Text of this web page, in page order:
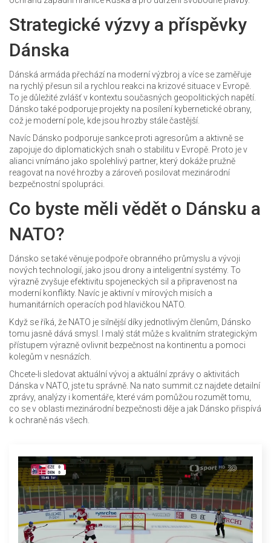
Strategické výzvy a příspěvky
Dánska
Dánská armáda přechází na moderní výzbroj a více se zaměřuje
na rychlý přesun sil a rychlou reakci na krizové situace v Evropě.
To je důležité zvlášť v kontextu současných geopolitických napětí.
Dánsko také podporuje projekty na posílení kybernetické obrany,
což je moderní pole, kde jsou hrozby stále častější.
Navíc Dánsko podporuje sankce proti agresorům a aktivně se
zapojuje do diplomatických snah o stabilitu v Evropě. Proto je v
alianci vnímáno jako spolehlivý partner, který dokáže pružně
reagovat na nové hrozby a zároveň posilovat mezinárodní
bezpečnostní spolupráci.
Co byste měli vědět o Dánsku a
NATO?
Dánsko se také věnuje podpoře obranného průmyslu a vývoji
nových technologií, jako jsou drony a inteligentní systémy. To
výrazně zvyšuje efektivitu spojeneckých sil a připravenost na
moderní konflikty. Navíc je aktivní v mírových misích a
humanitárních operacích pod hlavičkou NATO.
Když se říká, že NATO je silnější díky jednotlivým členům, Dánsko
tomu jasně dává smysl. I malý stát může s kvalitním strategickým
přístupem výrazně ovlivnit bezpečnost na kontinentu a pomoci
kolegům v nesnázích.
Chcete-li sledovat aktuální vývoj a aktuální zprávy o aktivitách
Dánska v NATO, jste tu správně. Na nato summit.cz najdete detailní
zprávy, analýzy i komentáře, které vám pomůžou rozumět tomu,
co se v oblasti mezinárodní bezpečnosti děje a jak Dánsko přispívá
k ochraně nás všech.